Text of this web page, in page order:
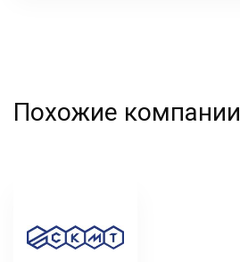
Похожие компании